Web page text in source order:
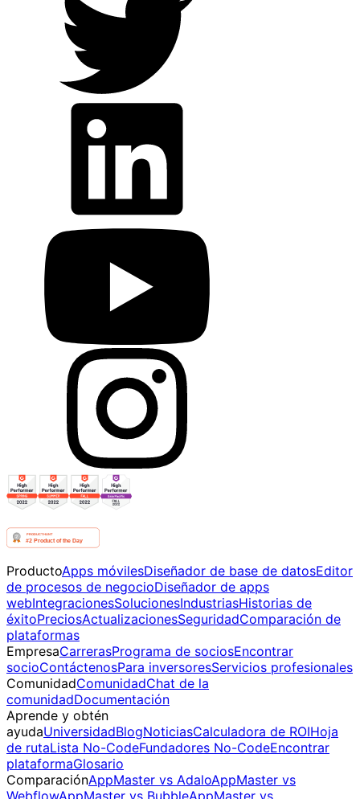
ProductoApps móvilesDiseñador de base de datosEditor
de procesos de negocioDiseñador de apps
webIntegracionesSolucionesIndustriasHistorias de
éxitoPreciosActualizacionesSeguridadComparación de
plataformas
EmpresaCarrerasPrograma de sociosEncontrar
socioContáctenosPara inversoresServicios profesionales
ComunidadComunidadChat de la
comunidadDocumentación
Aprende y obtén
ayudaUniversidadBlogNoticiasCalculadora de ROIHoja
de rutaLista No-CodeFundadores No-CodeEncontrar
plataformaGlosario
ComparaciónAppMaster vs AdaloAppMaster vs
WebflowAppMaster vs BubbleAppMaster vs